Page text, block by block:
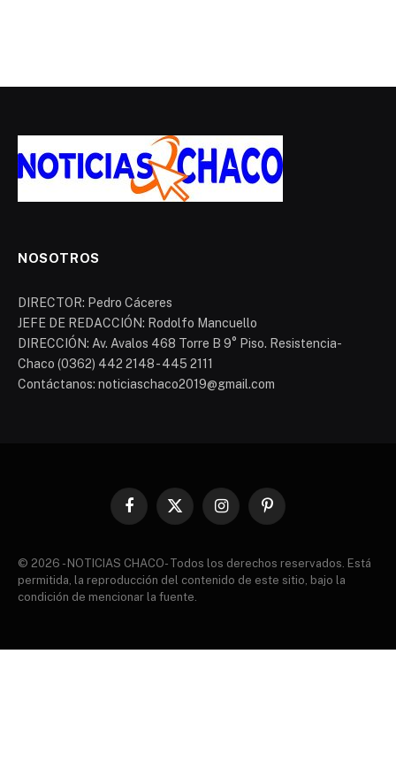
NOSOTROS
DIRECTOR: Pedro Cáceres
JEFE DE REDACCIÓN: Rodolfo Mancuello
DIRECCIÓN: Av. Avalos 468 Torre B 9° Piso. Resistencia-
Chaco (0362) 442 2148 - 445 2111
Contáctanos: noticiaschaco2019@gmail.com
Facebook
X
InstagramPinterest
© 2026 - NOTICIAS CHACO- Todos los derechos reservados. Está
permitida, la reproducción del contenido de este sitio, bajo la
condición de mencionar la fuente.